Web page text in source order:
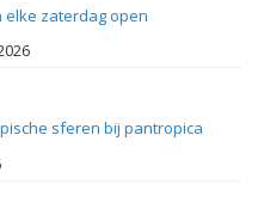
elke zaterdag open
sferen bij pantropica